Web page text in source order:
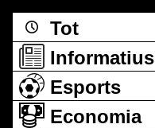
Tot
Informatius
Esports
Economia